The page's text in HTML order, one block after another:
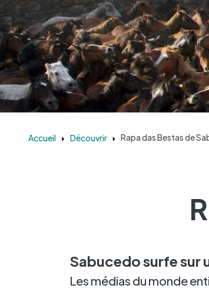
Accueil Découvrir Rapa das Bestas de
Sabucedo surfe sur
Les médias du monde